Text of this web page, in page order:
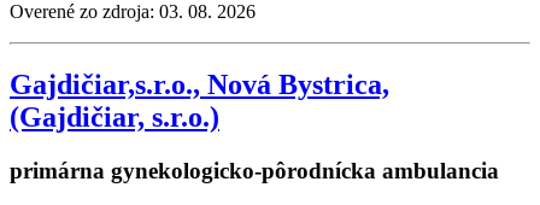
Overené zo zdroja: 03. 08. 2026
Gajdičiar,s.r.o., Nová Bystrica,
(Gajdičiar, s.r.o.)
primárna gynekologicko-pôrodnícka ambulancia